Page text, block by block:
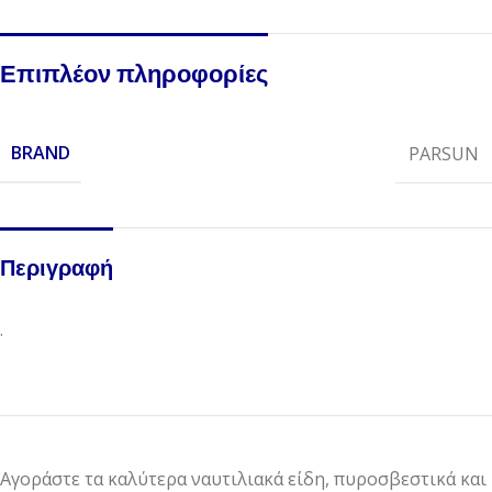
Επιπλέον πληροφορίες
BRAND PARSUN
Περιγραφή
.
Αγοράστε τα καλύτερα ναυτιλιακά είδη, πυροσβεστικά και